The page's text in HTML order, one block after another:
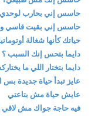
حاسس إني بحارب
حاسس إني بقيت قاسي
حياتك كأنها شغالة
دايما بتحس إنك السبب ؟
دايما بتختار اللي ما
عايز تبدأ حياة جديدة
عايش حياة مش بتاعتي
فيه حاجة جواك مش لاقي